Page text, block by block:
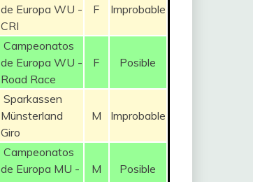
de Europa WU -
CRI
F Improbable
Campeonatos
de Europa WU -
Road Race
F Posible
Sparkassen
Münsterland
Giro
M Improbable
Campeonatos
de Europa MU -
M Posible